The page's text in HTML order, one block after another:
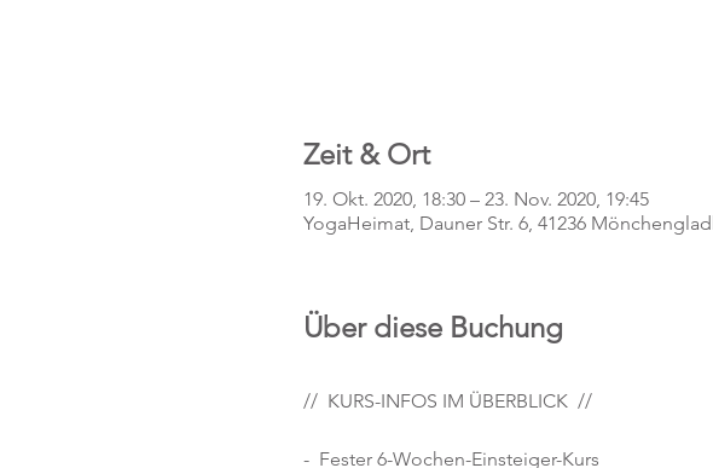
Zeit & Ort
19. Okt. 2020, 18:30 – 23. Nov. 2020, 19:45
YogaHeimat, Dauner Str. 6, 41236
Über diese Buchung
// KURS-INFOS IM ÜBERBLICK //
- Fester 6-Wochen-Einsteiger-Kurs